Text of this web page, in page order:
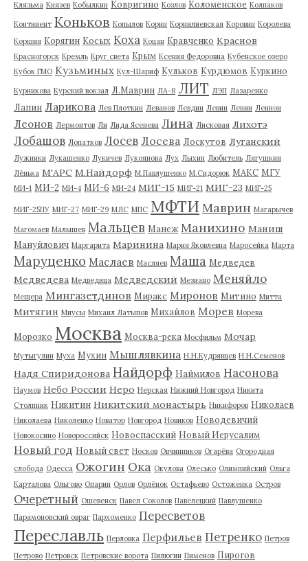
Клязьма Князев Кобылкин Ковригино Козлов Коломенское Колпаков
Континент Коньков Копылов Корин Корнилиевская Коровин Королева
Коршия Корягин Косых Коха Коцан Кравченко Краснов
Красногорск Кремль Круг света Крым Ксения Федоровна Кубенское озеро
Кубок ГМО Кузьминых Кул-Шариф Кульков Курдюмов Куркино
Курникова Курский вокзал Л.Маврин ЛА-8 ЛИТ ЛЭП Лазаренко
Лапин Ларикова Лев Плоткин Леванов Левдин Левин Ленин Леннон
Леонов Лермонтов Ли Лида Ясенева Лина Лисковая Лихотэ
Лобашов Лопатков Лосев Лосева Лоскутов Луганский
Лужники Лукашенко Лукичев Лукоянова Лух Лыхин Любитель Лягушкин
Лёнька М'АРС М.Найдорф М.Павлушенко М.Сидорюк МАКС МГУ
МИ-1 МИ-2 МИ-4 МИ-6 МИ-24 МИГ-15 МИГ-21 МИГ-23 МИГ-25
МИГ-25ПУ МИГ-27 МИГ-29 МЛС МПС МФТИ Маврин Магарычев
Магомаев Малышев Мальцев Манеж Манихино Маниш
Мануйлович Маргарита Маринина Мария Яковлевна Маросейка Марта
Маруценко Маслаев Масляев Маша Медведев
Медведева Медведица Медведский Мезиано Меняйло
Мещера Мингазетдинов Миракс Миронов Митино Митта
Митягин Миусы Михаил Латыпов Михайлов Морев Морева
Морозко Москва Москва-река Мосфильм Мочар
Мутыгулин Муха Мухин Мышлявкина Н.Н.Кудрявцев Н.Н.Семенов
Надя Спиридонова Найдорф Наймилов Насонова
Наумов Небо России Неро Нерская Нижний Новгород Никита
Столпник Никитин Никитский монастырь Никифоров Николаев
Николаева Николенко Новатор Новгород Новиков Новодевичий
Новокосино Новороссийск Новоспасский Новый Иерусалим
Новый год Новый свет Носков Овчинников Огарёва Огородная
слобода Одесса Ожогин Ока Окулова Олесько Олимпийский Ольга
Карталова Ольгово Опарин Орлов Орлёнок Остафьево Остоженка Остров
Очеретный Ошевенск Павел Соколов Павелецкий Павлушенко
Парамоновский овраг Пархоменко Пересветов
Переславль Перловка Перфильев Петренко Петров
Петрово Петровск Петровские ворота Пилюгин Пименов Пирогов